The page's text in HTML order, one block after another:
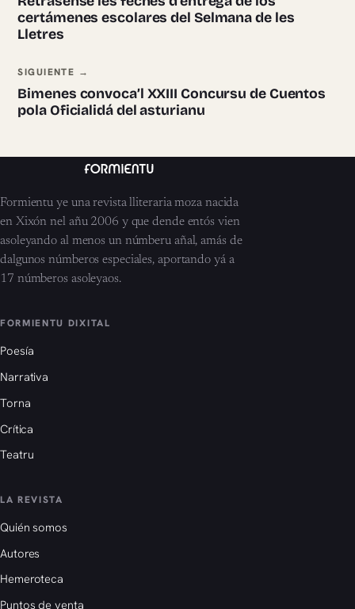
certámenes escolares del Selmana de les
Lletres
SIGUIENTE →
Bimenes convoca’l XXIII Concursu de Cuentos
pola Oficialidá del asturianu
Formientu ye una revista lliteraria moza nacida
en Xixón nel añu 2006 y que dende entós vien
asoleyando al menos un númberu añal, amás de
dalgunos númberos especiales, aportando yá a
17 númberos asoleyaos.
FORMIENTU DIXITAL
Poesía
Narrativa
Torna
Crítica
Teatru
LA REVISTA
Quién somos
Autores
Hemeroteca
Puntos de venta